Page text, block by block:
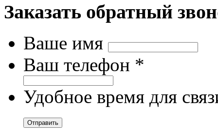
Заказать обратный
Ваше имя
Ваш телефон *
Удобное время для